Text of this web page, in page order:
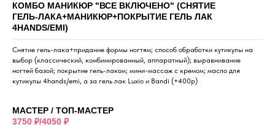
КОМБО МАНИКЮР "ВСЕ ВКЛЮЧЕНО" (СНЯТИЕ
ГЕЛЬ-ЛАКА+МАНИКЮР+ПОКРЫТИЕ ГЕЛЬ ЛАК
4HANDS/EMI)
Снятие гель-лака+придание формы ногтям; способ обработки кутикулы на
выбор (классический, комбинированный, аппаратный); выравнивание
ногтей базой; покрытие гель-лаком; мини-массаж с кремом; масло для
кутикулы 4hands/emi, а за гель лак Luxio и Bandi (+400р)
МАСТЕР / ТОП-МАСТЕР
3750 ₽/4050 ₽